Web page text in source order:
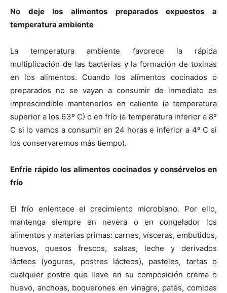
No deje los alimentos preparados expuestos a
temperatura ambiente
La temperatura ambiente favorece la rápida
multiplicación de las bacterias y la formación de toxinas
en los alimentos. Cuando los alimentos cocinados o
preparados no se vayan a consumir de inmediato es
imprescindible mantenerlos en caliente (a temperatura
superior a los 63º C) o en frío (a temperatura inferior a 8º
C si lo vamos a consumir en 24 horas e inferior a 4º C si
los conservaremos más tiempo).
Enfríe rápido los alimentos cocinados y consérvelos en
frío
El frío enlentece el crecimiento microbiano. Por ello,
mantenga siempre en nevera o en congelador los
alimentos y materias primas: carnes, vísceras, embutidos,
huevos, quesos frescos, salsas, leche y derivados
lácteos (yogures, postres lácteos), pasteles, tartas o
cualquier postre que lleve en su composición crema o
huevo, anchoas, boquerones en vinagre, patés, comidas